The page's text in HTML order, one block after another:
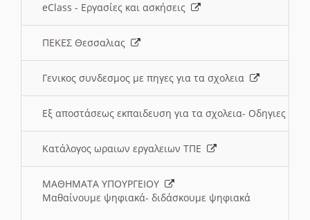
eClass - Εργασίες και ασκήσεις
ΠΕΚΕΣ Θεσσαλιας
Γενικος συνδεσμος με πηγες για τα σχολεια
Εξ αποστάσεως εκπαιδευση για τα σχολεια- Οδηγιες
Κατάλογος ωραιων εργαλειων ΤΠΕ
ΜΑΘΗΜΑΤΑ ΥΠΟΥΡΓΕΙΟΥ
Μαθαίνουμε ψηφιακά- διδάσκουμε ψηφιακά